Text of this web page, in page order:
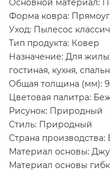
Основной материал:
Форма ковра:
Уход: Пылесос
Тип продукта: Ковер
Назначение: Для
гостиная, кухня,
Общая толщина (мм):
Цветовая палитра:
Рисунок: Природный
Стиль: Природный
Страна производства:
Материал основы:
Материал основы